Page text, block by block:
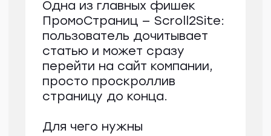
в стилистике канала и подобрать
иллюстрации.
Чем кормить кошку:
натуралка
vc готовый корм?